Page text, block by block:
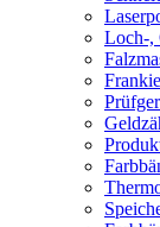
Loch-,